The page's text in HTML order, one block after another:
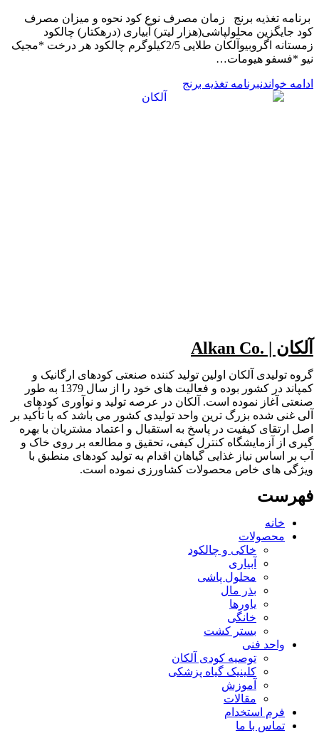
برنامه تغذیه برنج زمان مصرف نوع کود نحوه و میزان مصرف
کود جایگزین محلولپاشی(هزار لیتر) آبیاری (درهکتار) چالکود
زمستانه اگروبیوآلکان طلایی 2/5کیلوگرم چالکود هر درخت *مجیک
نیو *فسفو هیومات…
ادامه خواندنبرنامه تغذیه برنج
آلکان | .Alkan Co
گروه تولیدی آلکان اولین تولید کننده صنعتی کودهای ارگانیک و
کمپاند در کشور بوده و فعالیت های خود را از سال 1379 به طور
صنعتی آغاز نموده است. آلکان در عرصه تولید و نوآوری کودهای
آلی غنی شده بزرگ ترین واحد تولیدی کشور می باشد که با تأکید بر
اصل ارتقای کیفیت در پاسخ به استقبال و اعتماد مشتریان با بهره
گیری از آزمایشگاه کنترل کیفی، تحقیق و مطالعه بر روی خاک و
آب بر اساس نیاز غذایی گیاهان اقدام به تولید کودهای منطبق با
ویژگی های خاص محصولات کشاورزی نموده است.
فهرست
خانه
محصولات
خاکی و چالکود
آبیاری
محلول پاشی
بذر مال
یاورها
خانگی
بستر کشت
واحد فنی
توصیه کودی آلکان
کلینیک گیاه پزشکی
آموزش
مقالات
فرم استخدام
تماس با ما